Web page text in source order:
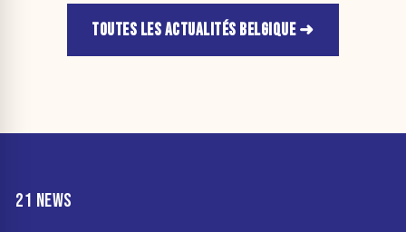
TOUTES LES ACTUALITÉS BELGIQUE
21 NEWS